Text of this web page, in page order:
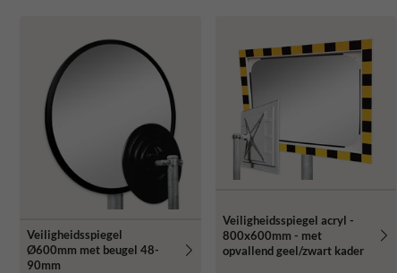
Veiligheidsspiegel
Ø600mm met beugel 48-
90mm
Veiligheidsspiegel acryl -
800x600mm - met
opvallend geel/zwart kader